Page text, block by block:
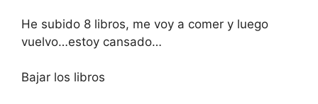
He subido 8 libros, me voy a comer y luego
vuelvo…estoy cansado…
Bajar los libros